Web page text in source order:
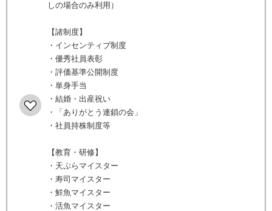
しの場合のみ利用）
【諸制度】
・インセンティブ制度
・優秀社員表彰
・評価基準公開制度
・単身手当
・結婚・出産祝い
・「ありがとう連鎖の会」
・社員持株制度等
【教育・研修】
・天ぷらマイスター
・寿司マイスター
・鮮魚マイスター
・活魚マイスター